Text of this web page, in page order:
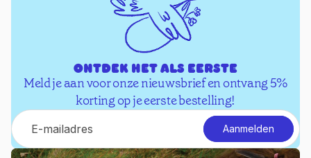
Ontdek het als eerste
Meld je aan voor onze nieuwsbrief en ontvang 5%
korting op je eerste bestelling!
E-mail
Aanmelden